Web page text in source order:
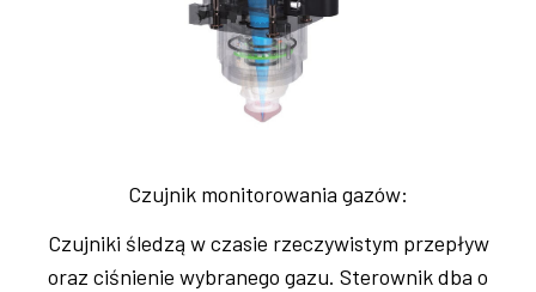
Czujnik monitorowania gazów:
Czujniki śledzą w czasie rzeczywistym przepływ
oraz ciśnienie wybranego gazu. Sterownik dba o